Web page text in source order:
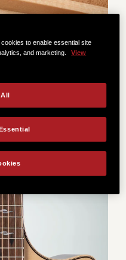
2
ル後部に設置する画期
to enable essential site
and marketing.
View